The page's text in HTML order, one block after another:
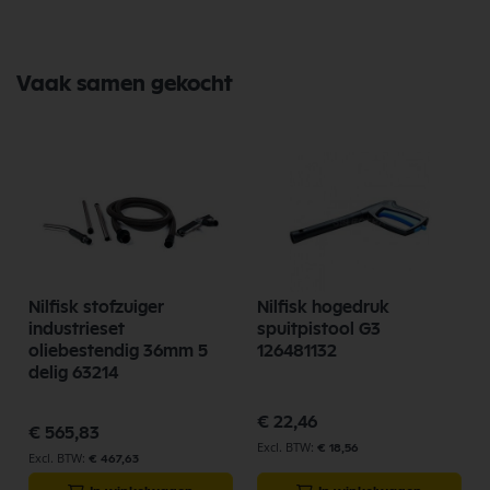
Vaak samen gekocht
Nilfisk stofzuiger
industrieset
oliebestendig 36mm 5
delig 63214
€ 565,83
€ 467,63
Nilfisk hogedruk
spuitpistool G3
126481132
€ 22,46
€ 18,56